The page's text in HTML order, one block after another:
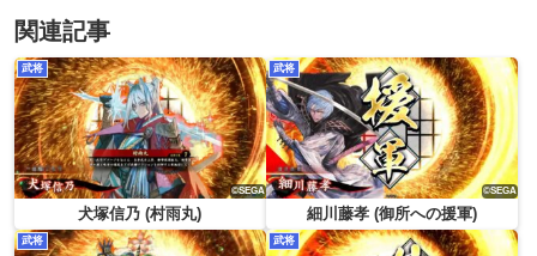
関連記事
武将
犬塚信乃 (村雨丸)
武将
細川藤孝 (御所への援軍)
武将 武将